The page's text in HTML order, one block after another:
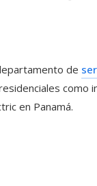
de
en Panamá.